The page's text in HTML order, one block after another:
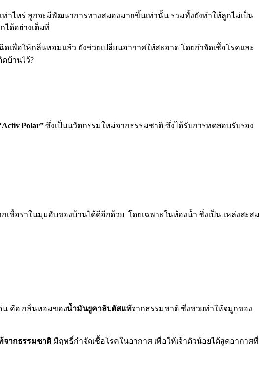
าไหร่ ลูกจะมีพัฒนาการทางสมองมากขึ้นเท่านั้น รวมทั้งยังทำให้ลูกไม่เป็น
ได้อย่างเต็มที่
ดเพื่อให้กลิ่นหอมแล้ว ยังช่วยเปลี่ยนอากาศให้สะอาด โดยกำจัดเชื้อโรคและ
ดบ้านไว้?
Polar” ซึ่งเป็นนวัตกรรมใหม่จากธรรมชาติ ซึ่งได้รับการทดสอบรับรอง
กเชื้อราในมุมอับของบ้านได้ดีอีกด้วย โดยเฉพาะในห้องน้ำ ซึ่งเป็นแหล่งสะสม
น คือ กลิ่นหอมของน้ำมันยูคาลิปตัสแท้จากธรรมชาติ ซึ่งช่วยทำให้จมูกของ
จากธรรมชาติ มีฤทธิ์กำจัดเชื้อโรคในอากาศ เพื่อให้เจ้าตัวน้อยได้สูดอากาศที่